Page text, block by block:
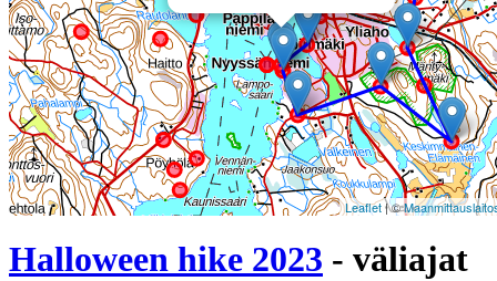
Leaflet| ©
Halloween hike 2023 - väliajat